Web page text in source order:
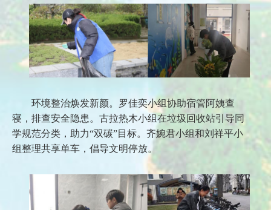
环境整治焕发新颜。罗佳奕小组协助宿管阿姨查
寝，排查安全隐患。古拉热木小组在垃圾回收站引导同
学规范分类，助力“双碳”目标。齐婉君小组和刘祥平小
组整理共享单车，倡导文明停放。